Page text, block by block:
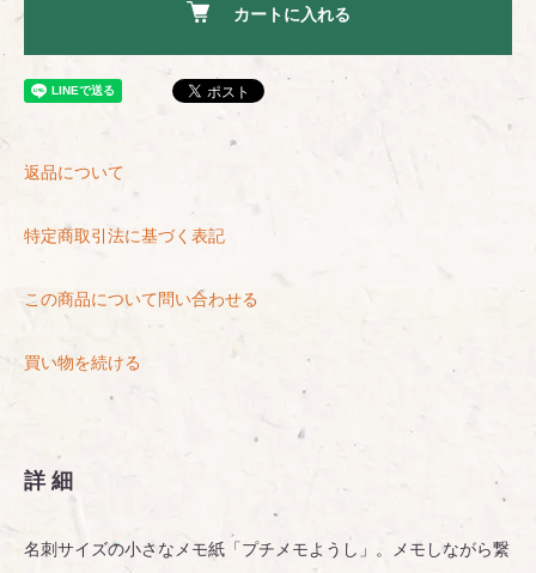
カートに入れる
返品について
特定商取引法に基づく表記
この商品について問い合わせる
買い物を続ける
詳細
名刺サイズの小さなメモ紙「プチメモようし」。メモしながら繋